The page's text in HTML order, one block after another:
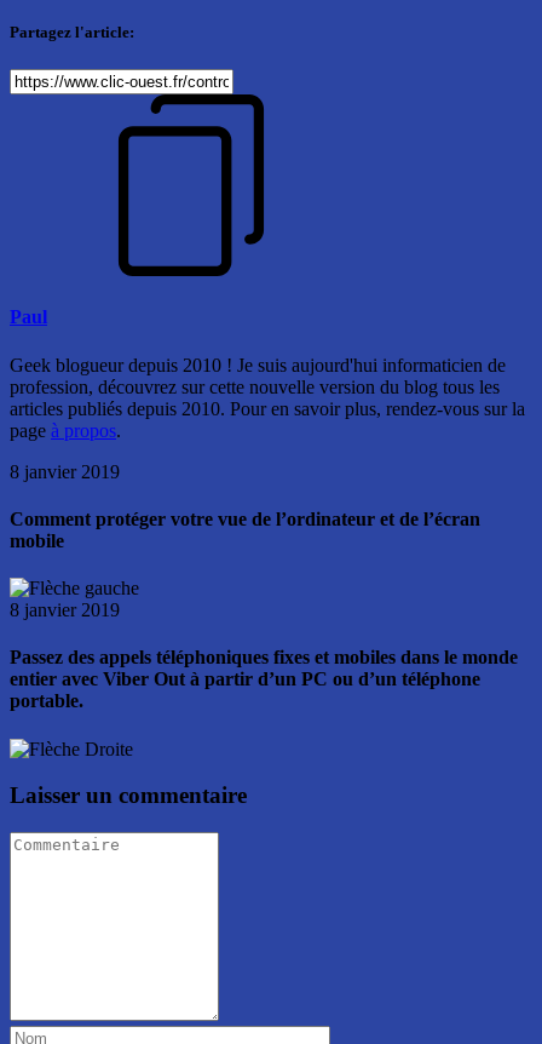
Partagez l'article:
Paul
Geek blogueur depuis 2010 ! Je suis aujourd'hui informaticien de
profession, découvrez sur cette nouvelle version du blog tous les
articles publiés depuis 2010. Pour en savoir plus, rendez-vous sur la
page à propos.
8 janvier 2019
Comment protéger votre vue de l’ordinateur et de l’écran
mobile
8 janvier 2019
Passez des appels téléphoniques fixes et mobiles dans le monde
entier avec Viber Out à partir d’un PC ou d’un téléphone
portable.
Laisser un commentaire